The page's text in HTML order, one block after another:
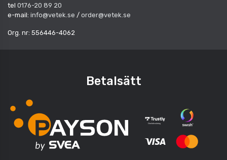
tel 0176-20 89 20
e-mail: info@vetek.se / order@vetek.se
Org. nr: 556446-4062
Betalsätt